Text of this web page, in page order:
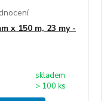
x 150 m, 23 my -
skladem
> 100 ks